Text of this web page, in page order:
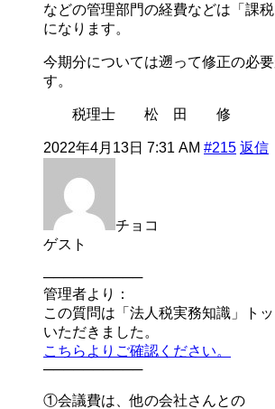
などの管理部門の経費などは「課税
になります。
今期分については遡って修正の必
す。
税理士 松 田 修
2022年4月13日 7:31 AM #215 返信
チョコ
ゲスト
──────────
管理者より：
この質問は「法人税実務知識」ト
いただきました。
こちらよりご確認ください。
──────────
①会議費は、他の会社さんとの